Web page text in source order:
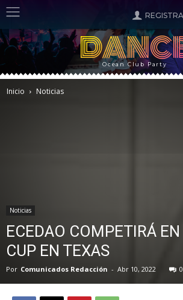
Ocean Club Party
Inicio Noticias
Noticias
ECEDAO COMPETIRÁ
CUP EN TEXAS
Por Comunicados Redacción - Abr 10, 2022 0